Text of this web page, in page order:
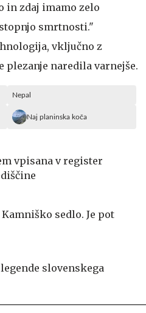
in zdaj imamo zelo
smrtnosti."
vključno z
plezanje naredila varnejše.
Nepal
Naj planinska koča
vpisana v register
sedlo. Je pot
slovenskega